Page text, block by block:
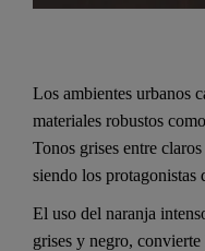
Los ambientes urbanos
materiales robustos
Tonos grises entre
siendo los protagonistas
El uso del naranja
grises y negro,